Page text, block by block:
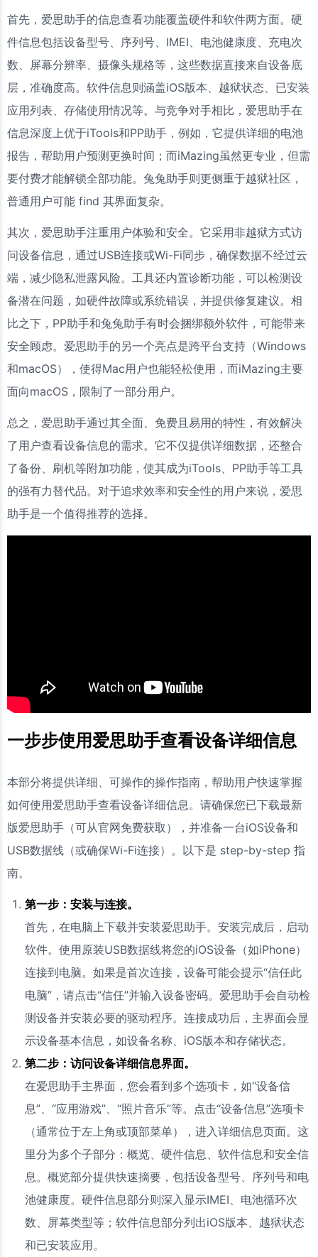
首先，爱思助手的信息查看功能覆盖硬件和软件两方面。硬
件信息包括设备型号、序列号、IMEI、电池健康度、充电次
数、屏幕分辨率、摄像头规格等，这些数据直接来自设备底
层，准确度高。软件信息则涵盖iOS版本、越狱状态、已安装
应用列表、存储使用情况等。与竞争对手相比，爱思助手在
信息深度上优于iTools和PP助手，例如，它提供详细的电池
报告，帮助用户预测更换时间；而iMazing虽然更专业，但需
要付费才能解锁全部功能。兔兔助手则更侧重于越狱社区，
普通用户可能 find 其界面复杂。
其次，爱思助手注重用户体验和安全。它采用非越狱方式访
问设备信息，通过USB连接或Wi-Fi同步，确保数据不经过云
端，减少隐私泄露风险。工具还内置诊断功能，可以检测设
备潜在问题，如硬件故障或系统错误，并提供修复建议。相
比之下，PP助手和兔兔助手有时会捆绑额外软件，可能带来
安全顾虑。爱思助手的另一个亮点是跨平台支持（Windows
和macOS），使得Mac用户也能轻松使用，而iMazing主要
面向macOS，限制了一部分用户。
总之，爱思助手通过其全面、免费且易用的特性，有效解决
了用户查看设备信息的需求。它不仅提供详细数据，还整合
了备份、刷机等附加功能，使其成为iTools、PP助手等工具
的强有力替代品。对于追求效率和安全性的用户来说，爱思
助手是一个值得推荐的选择。
一步步使用爱思助手查看设备详细信息
本部分将提供详细、可操作的操作指南，帮助用户快速掌握
如何使用爱思助手查看设备详细信息。请确保您已下载最新
版爱思助手（可从官网免费获取），并准备一台iOS设备和
USB数据线（或确保Wi-Fi连接）。以下是 step-by-step 指
南。
第一步：安装与连接。
首先，在电脑上下载并安装爱思助手。安装完成后，启动
软件。使用原装USB数据线将您的iOS设备（如iPhone）
连接到电脑。如果是首次连接，设备可能会提示“信任此
电脑”，请点击“信任”并输入设备密码。爱思助手会自动检
测设备并安装必要的驱动程序。连接成功后，主界面会显
示设备基本信息，如设备名称、iOS版本和存储状态。
第二步：访问设备详细信息界面。
在爱思助手主界面，您会看到多个选项卡，如“设备信
息”、“应用游戏”、“照片音乐”等。点击“设备信息”选项卡
（通常位于左上角或顶部菜单），进入详细信息页面。这
里分为多个子部分：概览、硬件信息、软件信息和安全信
息。概览部分提供快速摘要，包括设备型号、序列号和电
池健康度。硬件信息部分则深入显示IMEI、电池循环次
数、屏幕类型等；软件信息部分列出iOS版本、越狱状态
和已安装应用。